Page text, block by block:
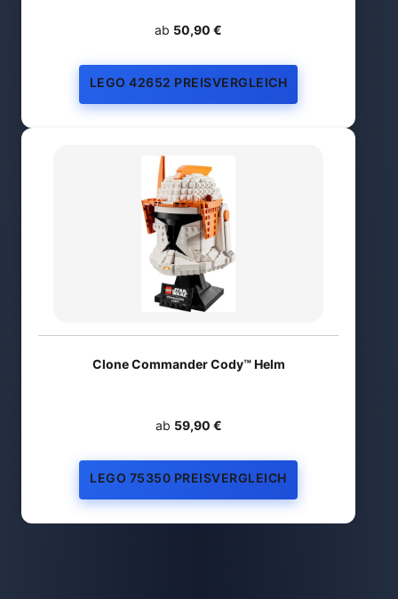
ab 50,90 €
LEGO 42652 PREISVERGLEICH
Clone Commander Cody™ Helm
ab 59,90 €
LEGO 75350 PREISVERGLEICH